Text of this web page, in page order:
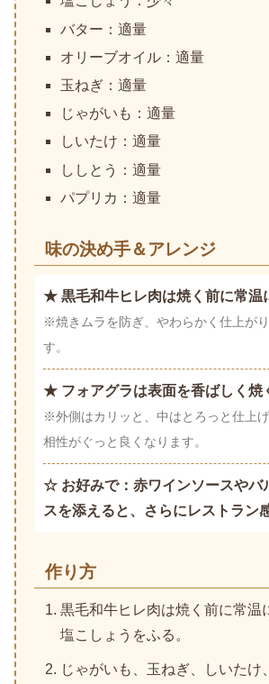
バター：適量
オリーブオイル：適量
玉ねぎ：適量
じゃがいも：適量
しいたけ：適量
ししとう：適量
パプリカ：適量
味の決め手＆アレンジ
★ 黒毛和牛ヒレ肉は焼く前に常温
※焼きムラを防ぎ、やわらかく仕上が
す。
★ フォアグラは表面を香ばしく焼
※外側はカリッと、中はとろっと仕上
相性がぐっと良くなります。
☆ お好みで：赤ワインソースやバ
スを添えると、さらにレストラン
作り方
黒毛和牛ヒレ肉は焼く前に常温
塩こしょうをふる。
じゃがいも、玉ねぎ、しいたけ